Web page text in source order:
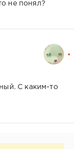
не понял?
С каким-то